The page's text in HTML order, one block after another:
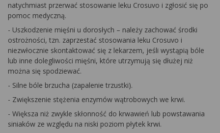
natychmiast przerwać stosowanie leku Crosuvo i zgłosić się po
pomoc medyczną.
- Uszkodzenie mięśni u dorosłych – należy zachować środki
ostrożności, tzn. zaprzestać stosowania leku Crosuvo i
niezwłocznie skontaktować się z lekarzem, jeśli wystąpią bóle
lub inne dolegliwości mięśni, które utrzymują się dłużej niż
można się spodziewać.
- Silne bóle brzucha (zapalenie trzustki).
- Zwiększenie stężenia enzymów wątrobowych we krwi.
- Większa niż zwykle skłonność do krwawień lub powstawania
siniaków ze względu na niski poziom płytek krwi.